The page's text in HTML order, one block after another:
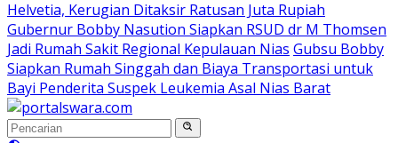
Helvetia, Kerugian Ditaksir Ratusan Juta Rupiah
Gubernur Bobby Nasution Siapkan RSUD dr M Thomsen
Jadi Rumah Sakit Regional Kepulauan Nias Gubsu Bobby
Siapkan Rumah Singgah dan Biaya Transportasi untuk
Bayi Penderita Suspek Leukemia Asal Nias Barat